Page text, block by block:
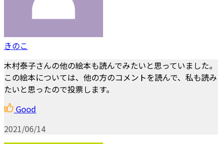
きのこ
木村泰子さんの他の絵本も読んでみたいと思っていました。
この絵本については、他の方のコメントを読んで、私も読み
たいと思ったので投票します。
Good
2021/06/14